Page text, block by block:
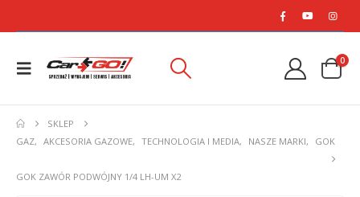
0
SKLEP
GAZ, AKCESORIA GAZOWE, TECHNOLOGIA I MEDIA, NASZE MARKI, GOK
GOK ZAWÓR PODWÓJNY 1/4 LH-UM X2